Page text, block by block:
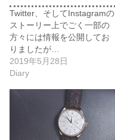
Twitter、そしてInstagramの
ストーリー上でごく一部の
方々には情報を公開してお
りましたが…
2019年5月28日
Diary